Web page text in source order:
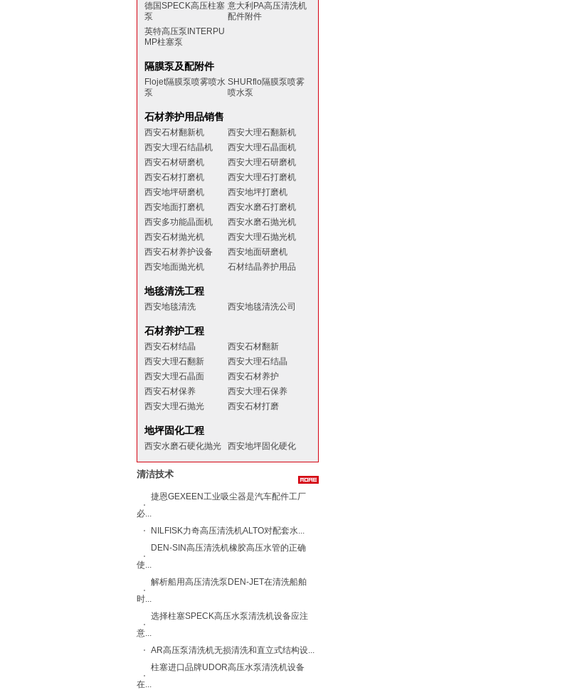
德国SPECK高压柱塞
泵
意大利PA高压清洗机
配件附件
英特高压泵INTERPU
MP柱塞泵
隔膜泵及配附件
Flojet隔膜泵喷雾喷水
泵
SHURflo隔膜泵喷雾
喷水泵
石材养护用品销售
西安石材翻新机
西安大理石翻新机
西安大理石结晶机
西安大理石晶面机
西安石材研磨机
西安大理石研磨机
西安石材打磨机
西安大理石打磨机
西安地坪研磨机
西安地坪打磨机
西安地面打磨机
西安水磨石打磨机
西安多功能晶面机
西安水磨石抛光机
西安石材抛光机
西安大理石抛光机
西安石材养护设备
西安地面研磨机
西安地面抛光机
石材结晶养护用品
地毯清洗工程
西安地毯清洗 西安地毯清洗公司
石材养护工程
西安石材结晶
西安石材翻新
西安大理石翻新
西安大理石结晶
西安大理石晶面
西安石材养护
西安石材保养
西安大理石保养
西安大理石抛光
西安石材打磨
地坪固化工程
西安水磨石硬化抛光 西安地坪固化硬化
清洁技术
捷恩GEXEEN工业吸尘器是汽车配件工厂
必...
NILFISK力奇​高压清洗机ALTO​对配套水...
DEN-SIN高压清洗机橡胶高压水管的正确
使...
解析船用高压清洗泵DEN-JET在清洗船舶
时...
选择柱塞SPECK高压水泵清洗机设备应注
意...
AR高压泵清洗机无损清洗和直立式结构设...
柱塞进口品牌UDOR高压水泵清洗机设备
在...